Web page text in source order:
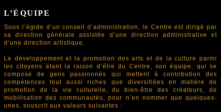
L’ÉQUIPE
Sous l’égide d’un conseil d’administration, le Centre est dirigé par
sa direction générale assistée d’une direction administrative et
d’une direction artistique.
Le développement et la promotion des arts et de la culture parmi
les citoyens étant la raison d’être du Centre, son équipe, qui se
compose de gens passionnés qui mettent à contribution des
compétences tout aussi riches que diversifiées en matière de
promotion de la vie culturelle, du bien-être des créateurs, de
mobilisation des communautés, pour n’en nommer que quelques-
unes, souscrit aux valeurs suivantes :